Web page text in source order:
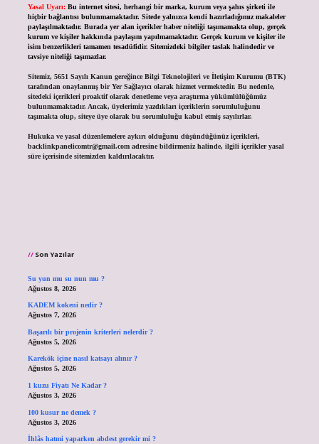
Yasal Uyarı: Bu internet sitesi, herhangi bir marka, kurum veya şahıs şirketi ile
hiçbir bağlantısı bulunmamaktadır. Sitede yalnızca kendi hazırladığımız makaleler
paylaşılmaktadır. Burada yer alan içerikler haber niteliği taşımamakta olup, gerçek
kurum ve kişiler hakkında paylaşım yapılmamaktadır. Gerçek kurum ve kişiler ile
isim benzerlikleri tamamen tesadüfidir. Sitemizdeki bilgiler taslak halindedir ve
tavsiye niteliği taşımazlar.
Sitemiz, 5651 Sayılı Kanun gereğince Bilgi Teknolojileri ve İletişim Kurumu (BTK)
tarafından onaylanmış bir Yer Sağlayıcı olarak hizmet vermektedir. Bu nedenle,
sitedeki içerikleri proaktif olarak denetleme veya araştırma yükümlülüğümüz
bulunmamaktadır. Ancak, üyelerimiz yazdıkları içeriklerin sorumluluğunu
taşımakta olup, siteye üye olarak bu sorumluluğu kabul etmiş sayılırlar.
Hukuka ve yasal düzenlemelere aykırı olduğunu düşündüğünüz içerikleri,
backlinkpanelicomtr@gmail.comadresine bildirmeniz halinde, ilgili içerikler yasal
süre içerisinde sitemizden kaldırılacaktır.
Son Yazılar
Su yun mu su nun mu ?
Ağustos 8, 2026
KADEM kokeni nedir ?
Ağustos 7, 2026
Başarılı bir projenin kriterleri nelerdir ?
Ağustos 5, 2026
Karekök içine nasıl katsayı alınır ?
Ağustos 5, 2026
1 kuzu Fiyatı Ne Kadar ?
Ağustos 3, 2026
100 kusur ne demek ?
Ağustos 3, 2026
İhlâs hatmi yaparken abdest gerekir mi ?